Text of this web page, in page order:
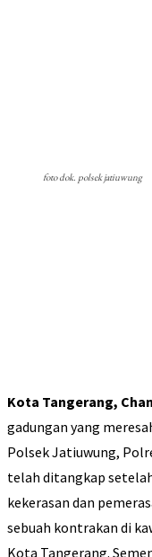
foto dok. polsek jatiuwung
Kota Tangerang,
gadungan yang
Polsek Jatiuwung,
telah ditangkap
kekerasan dan
sebuah kontrakan di
Kota Tangerang.